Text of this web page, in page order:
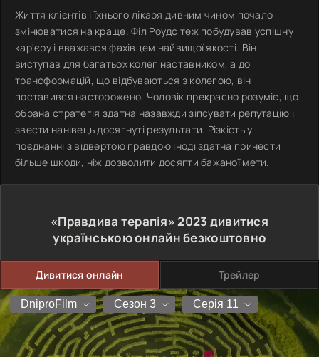
Життя клієнтів і їхнього лікаря дивним чином почало
змінюватися на краще. Філ Роудс теж побудував успішну
кар'єру і вважався фахівцем найвищої якості. Він
виступав для багатьох колег наставником, а до
трансформацій, що відбуваються з колегою, він
поставився насторожено. Чоловік прекрасно розуміє, що
обрана стратегія здатна назавжди зіпсувати репутацію і
звести нанівець досягнуті результати. Різкість у
поєднанні з відвертою правдою іноді здатна принести
більше шкоди, ніж дозволити досягти бажаної мети.
«Правдива терапія»2023 дивитися
українською онлайн безкоштовно
Дивитися онлайн Трейлер